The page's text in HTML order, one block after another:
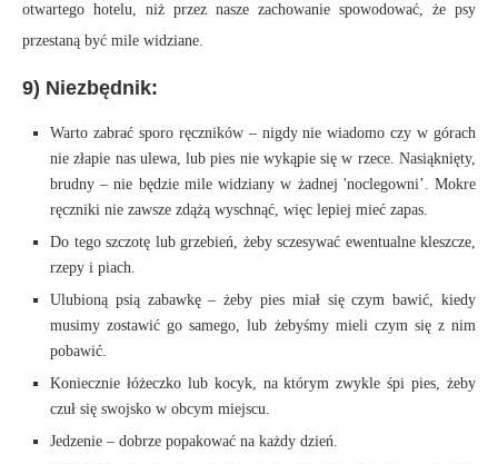
otwartego hotelu, niż przez nasze zachowanie spowodować, że psy
przestaną być mile widziane.
9) Niezbędnik:
Warto zabrać sporo ręczników – nigdy nie wiadomo czy w górach
nie złapie nas ulewa, lub pies nie wykąpie się w rzece. Nasiąknięty,
brudny – nie będzie mile widziany w żadnej 'noclegowni’. Mokre
ręczniki nie zawsze zdążą wyschnąć, więc lepiej mieć zapas.
Do tego szczotę lub grzebień, żeby sczesywać ewentualne kleszcze,
rzepy i piach.
Ulubioną psią zabawkę – żeby pies miał się czym bawić, kiedy
musimy zostawić go samego, lub żebyśmy mieli czym się z nim
pobawić.
Koniecznie łóżeczko lub kocyk, na którym zwykle śpi pies, żeby
czuł się swojsko w obcym miejscu.
Jedzenie – dobrze popakować na każdy dzień.